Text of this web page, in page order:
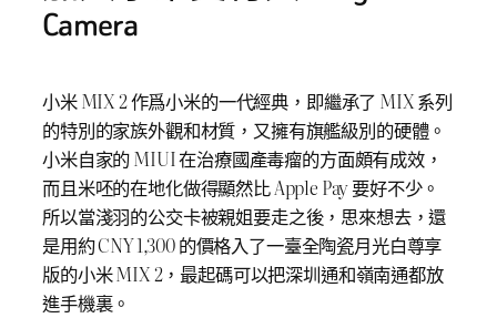
Camera
小米 MIX 2 作爲小米的一代經典，即繼承了 MIX 系列
的特別的家族外觀和材質，又擁有旗艦級別的硬體。
小米自家的 MIUI 在治療國產毒瘤的方面頗有成效，
而且米呸的在地化做得顯然比 Apple Pay 要好不少。
所以當淺羽的公交卡被親姐要走之後，思來想去，還
是用約 CNY 1,300 的價格入了一臺全陶瓷月光白尊享
版的小米 MIX 2，最起碼可以把深圳通和嶺南通都放
進手機裏。